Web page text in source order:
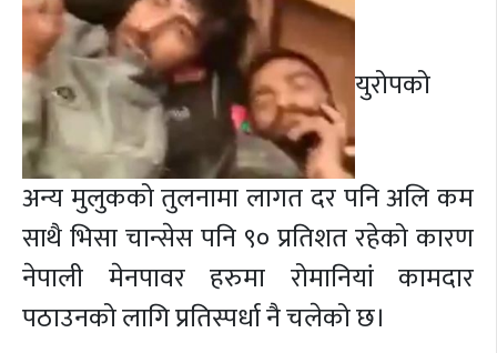
युरोपको
अन्य मुलुकको तुलनामा लागत दर पनि अलि कम
साथै भिसा चान्सेस पनि ९० प्रतिशत रहेको कारण
नेपाली मेनपावर हरुमा रोमानियां कामदार
पठाउनको लागि प्रतिस्पर्धा नै चलेको छ।